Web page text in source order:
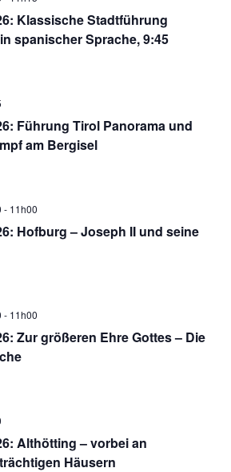
Klassische Stadtführung
spanischer Sprache, 9:45
Führung Tirol Panorama und
am Bergisel
Hofburg – Joseph II und seine
- 11h00
Zur größeren Ehre Gottes – Die
- 11h00
Althötting – vorbei an
Häusern